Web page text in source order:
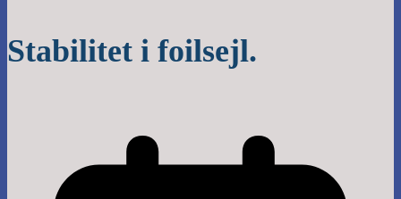
Stabilitet i foilsejl.